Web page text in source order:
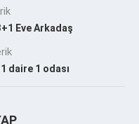
Eve Arkadaş
daire 1 odası